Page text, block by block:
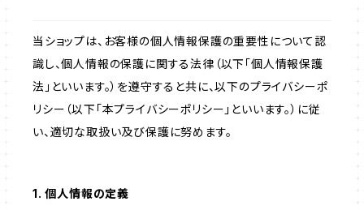
当ショップは、お客様の個人情報保護の重要性について認
識し、個人情報の保護に関する法律（以下「個人情報保護
法」といいます。）を遵守すると共に、以下のプライバシーポ
リシー（以下「本プライバシーポリシー」といいます。）に従
い、適切な取扱い及び保護に努めます。
1. 個人情報の定義